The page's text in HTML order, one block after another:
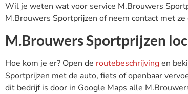
Wil je weten wat voor service M.Brouwers
M.Brouwers Sportprijzen of neem contact met
M.Brouwers Sportprijzen
Hoe kom je er? Open de routebeschrijvingen
Sportprijzen met de auto, fiets of openbaar
dit bedrijf is door in Google Maps alle